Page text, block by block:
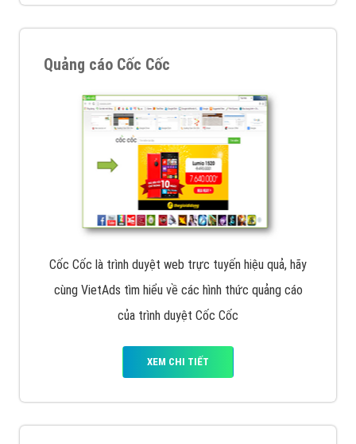
Quảng cáo Cốc Cốc
Cốc Cốc là trình duyệt web trực tuyến hiệu quả, hãy
cùng VietAds tìm hiểu về các hình thức quảng cáo
của trình duyệt Cốc Cốc
XEM CHI TIẾT